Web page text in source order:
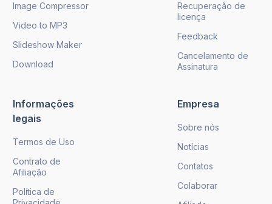
Image Compressor
Video to MP3
Slideshow Maker
Download
Recuperação de
licença
Feedback
Cancelamento de
Assinatura
Informações
legais
Termos de Uso
Contrato de
Afiliação
Política de
Empresa
Sobre nós
Notícias
Contatos
Colaborar